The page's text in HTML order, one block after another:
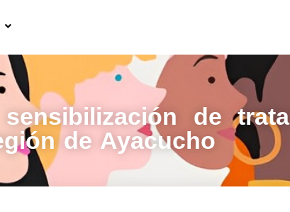
de trata
de Ayacucho